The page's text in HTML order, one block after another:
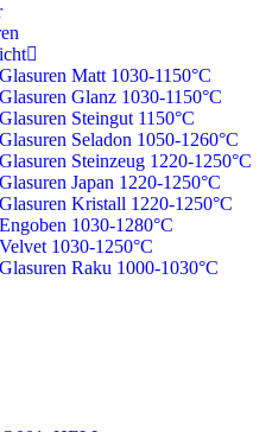
Matt 1030-1150°C
Glanz 1030-1150°C
Steingut 1150°C
Seladon 1050-1260°C
Steinzeug 1220-1250°C
Japan 1220-1250°C
Kristall 1220-1250°C
1030-1280°C
1030-1250°C
Raku 1000-1030°C